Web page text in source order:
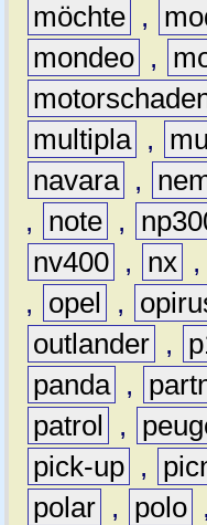
möchte ,
mondeo ,
multipla ,
navara ,
,
note ,
nv400 , nx ,
,
opel ,
outlander ,
panda ,
patrol
,
pick-up ,
polar , polo ,